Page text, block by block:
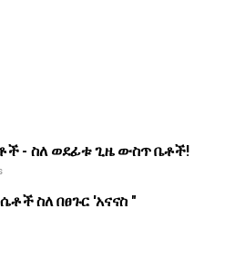
- ስለ ወደፊቱ ጊዜ ውስጥ ቤቶች!
ስለ በፀጉር 'አናናስ "